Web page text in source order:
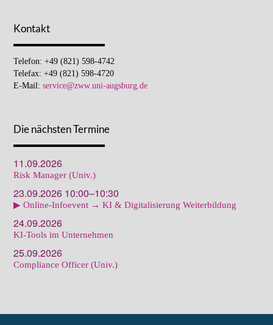
Kontakt
Telefon: +49 (821) 598-4742
Telefax: +49 (821) 598-4720
E-Mail:service@zww.uni-augsburg.de
Die nächsten Termine
11.09.2026
Risk Manager (Univ.)
23.09.2026 10:00–10:30
▶ Online-Infoevent → KI & Digitalisierung Weiterbildung
24.09.2026
KI-Tools im Unternehmen
25.09.2026
Compliance Officer (Univ.)